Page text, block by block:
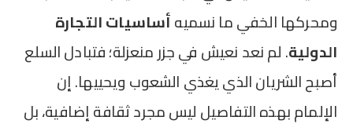
ومحركها الخفي ما نسميهأساسيات التجارة
الدولية. لم نعد نعيش في جزر منعزلة؛ فتبادل السلع
أصبح الشريان الذي يغذي الشعوب ويحييها. إن
الإلمام بهذه التفاصيل ليس مجرد ثقافة إضافية، بل